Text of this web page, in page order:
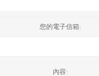
您的電子信箱:
內容: